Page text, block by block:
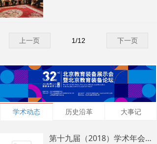
上一页 下一页
1/2
上一页 下一页
1/12
学术动态 历史沿革 大事记
第十九届（2018）学术年会论文评奖获奖论文名单